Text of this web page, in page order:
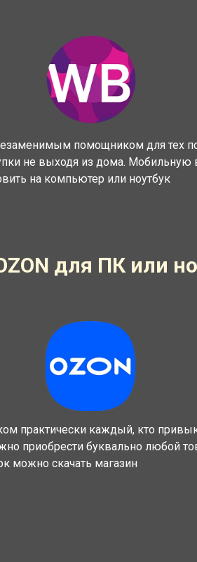
помощником для тех
не выходя из дома.
на компьютер или ноутбук
для ПК или
практически каждый, кто
приобрести буквально любой
можно скачать магазин